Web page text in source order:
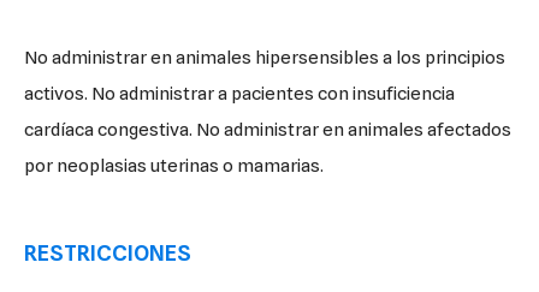
No administrar en animales hipersensibles a los principios
activos. No administrar a pacientes con insuficiencia
cardíaca congestiva. No administrar en animales afectados
por neoplasias uterinas o mamarias.
RESTRICCIONES